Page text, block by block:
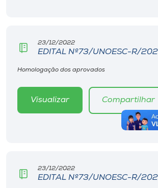
23/12/2022
EDITAL Nº73/UNOESC-R/
Homologação dos aprovados
Visualizar Compartilhar
23/12/2022
EDITAL Nº73/UNOESC-R/